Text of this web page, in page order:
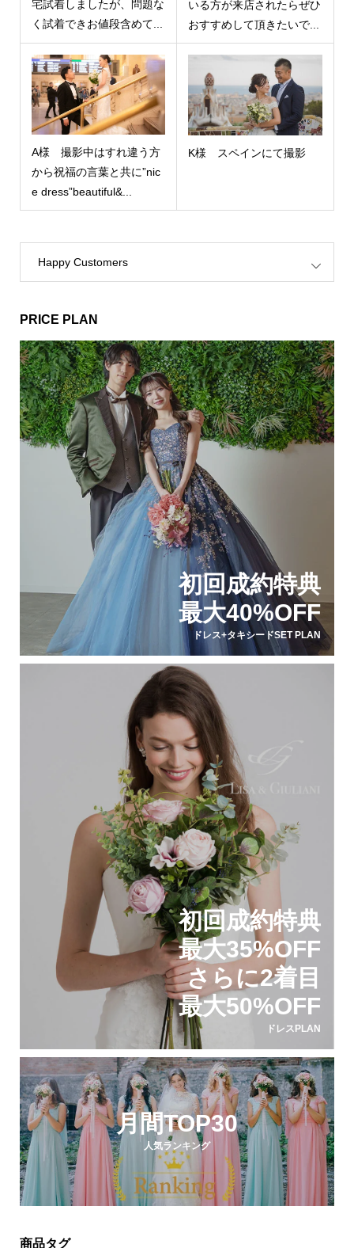
宅試着しましたが、問題な
く試着できお値段含めて...
いる方が来店されたらぜひ
おすすめして頂きたいで...
A様 撮影中はすれ違う方
から祝福の言葉と共に”nic
e dress”beautiful&...
K様 スペインにて撮影
Happy Customers
PRICE PLAN
初回成約特典
最大40%OFF
ドレス+タキシードSET PLAN
初回成約特典
最大35%OFF
さらに2着目
最大50%OFF
ドレスPLAN
月間TOP30
人気ランキング
商品タグ